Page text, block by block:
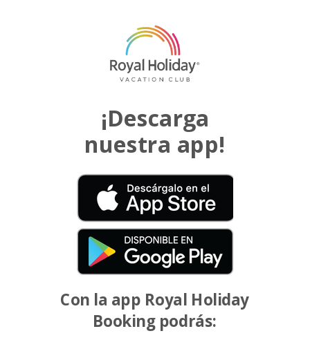
¡Descarga
nuestra app!
Con la app Royal Holiday
Booking podrás: